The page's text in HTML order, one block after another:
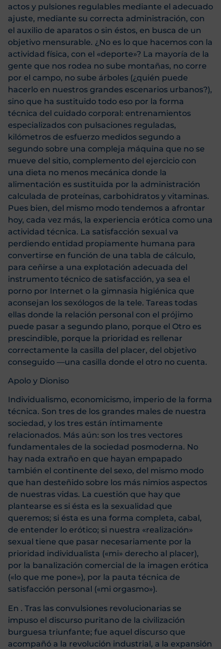
actos y pulsiones regulables mediante el adecuado
ajuste, mediante su correcta administración, con
el auxilio de aparatos o sin éstos, en busca de un
objetivo mensurable. ¿No es lo que hacemos con la
actividad física, con el «deporte»? La mayoría de la
gente que nos rodea no sube montañas, no corre
por el campo, no sube árboles (¿quién puede
hacerlo en nuestros grandes escenarios urbanos?),
sino que ha sustituido todo eso por la forma
técnica del cuidado corporal: entrenamientos
especializados con pulsaciones reguladas,
kilómetros de esfuerzo medidos segundo a
segundo sobre una compleja máquina que no se
mueve del sitio, complemento del ejercicio con
una dieta no menos mecánica donde la
alimentación es sustituida por la administración
calculada de proteínas, carbohidratos y vitaminas.
Pues bien, del mismo modo tendemos a afrontar
hoy, cada vez más, la experiencia erótica como una
actividad técnica. La satisfacción sexual va
perdiendo entidad propiamente humana para
convertirse en función de una tabla de cálculo,
para ceñirse a una explotación adecuada del
instrumento técnico de satisfacción, ya sea el
porno por Internet o la gimnasia higiénica que
aconsejan los sexólogos de la tele. Tareas todas
ellas donde la relación personal con el prójimo
puede pasar a segundo plano, porque el Otro es
prescindible, porque la prioridad es rellenar
correctamente la casilla del placer, del objetivo
conseguido —una casilla donde el otro no cuenta.
Apolo y Dioniso
Individualismo, economicismo, imperio de la forma
técnica. Son tres de los grandes males de nuestra
sociedad, y los tres están íntimamente
relacionados. Más aún: son los tres vectores
fundamentales de la sociedad posmoderna. No
hay nada extraño en que hayan empapado
también el continente del sexo, del mismo modo
que han desteñido sobre los más nimios aspectos
de nuestras vidas. La cuestión que hay que
plantearse es si ésta es la sexualidad que
queremos; si ésta es una forma completa, cabal,
de entender lo erótico; si nuestra «realización»
sexual tiene que pasar necesariamente por la
prioridad individualista («mi» derecho al placer),
por la banalización comercial de la imagen erótica
(«lo que me pone»), por la pauta técnica de
satisfacción personal («mi orgasmo»).
En . Tras las convulsiones revolucionarias se
impuso el discurso puritano de la civilización
burguesa triunfante; fue aquel discurso que
acompañó a la revolución industrial, a la expansión